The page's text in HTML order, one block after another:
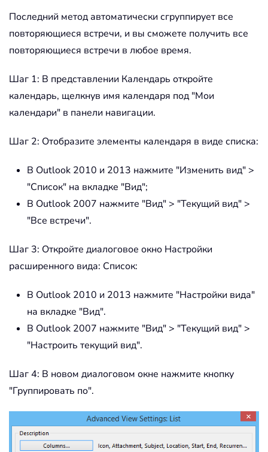
Последний метод автоматически сгруппирует все
повторяющиеся встречи, и вы сможете получить все
повторяющиеся встречи в любое время.
Шаг 1: В представлении Календарь откройте
календарь, щелкнув имя календаря под "Мои
календари" в панели навигации.
Шаг 2: Отобразите элементы календаря в виде списка:
В Outlook 2010 и 2013 нажмите "Изменить вид" >
"Список" на вкладке "Вид";
В Outlook 2007 нажмите "Вид" > "Текущий вид" >
"Все встречи".
Шаг 3: Откройте диалоговое окно Настройки
расширенного вида: Список:
В Outlook 2010 и 2013 нажмите "Настройки вида"
на вкладке "Вид".
В Outlook 2007 нажмите "Вид" > "Текущий вид" >
"Настроить текущий вид".
Шаг 4: В новом диалоговом окне нажмите кнопку
"Группировать по".